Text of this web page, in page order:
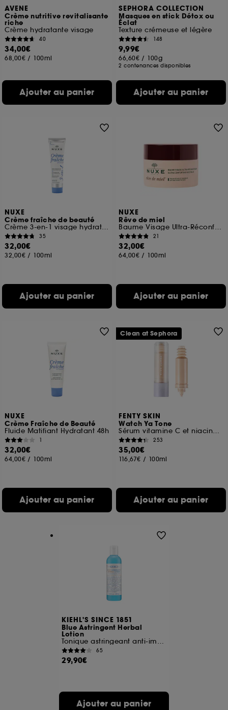
AVENE
Crème nutritive revitalisante
riche
Crème hydratante visage
40
34,00€
68,00€ / 100ml
Ajouter au panier
SEPHORA COLLECTION
Masques en stick Détox ou
Éclat
Texture crémeuse et légère
148
9,99€
66,60€ / 100g
2 contenances disponibles
Ajouter au panier
NUXE
Crème fraîche de beauté
Crème 3-en-1 visage hydratante
35
32,00€
32,00€ / 100ml
Ajouter au panier
NUXE
Rêve de miel
Baume Visage Ultra-Réconfortant
21
32,00€
64,00€ / 100ml
Ajouter au panier
NUXE
Crème Fraîche de Beauté
Fluide Matifiant Hydratant 48h
1
32,00€
64,00€ / 100ml
Ajouter au panier
FENTY SKIN
Watch Ya Tone
Sérum vitamine C et niacinamide anti-taches brunes
253
35,00€
116,67€ / 100ml
Ajouter au panier
Clean at Sephora
KIEHL'S SINCE 1851
Blue Astringent Herbal
Lotion
Tonique astringeant anti-imperfections
65
29,90€
Ajouter au panier
choix" ci-dessous ou décider de "tout accepter".
Sephora pourra associer les informations de
navigation collectées par ces Cookies, pour les
finalités acceptées, avec les données personnelles
collectées ou générées lors de votre activité en ligne
ou en magasin. Pour refuser tous les cookies, cliques
sur "continuer sans accepter". Voous pouvez à tout
souhaitez obtenir plus d'information sur les cookies
utilisés,
cliquezici.